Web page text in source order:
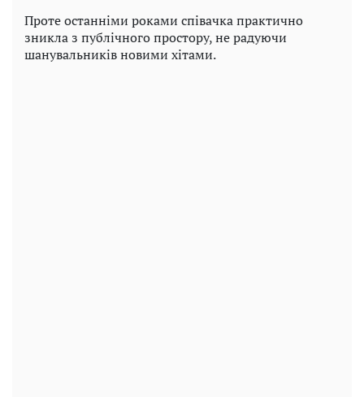
Проте останніми роками співачка практично
зникла з публічного простору, не радуючи
шанувальників новими хітами.